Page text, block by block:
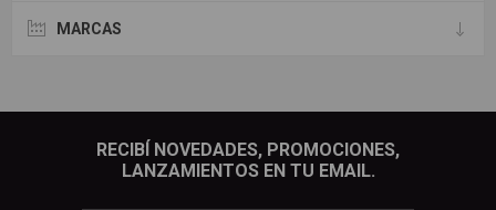
MARCAS
RECIBÍ NOVEDADES, PROMOCIONES,
LANZAMIENTOS EN TU EMAIL.